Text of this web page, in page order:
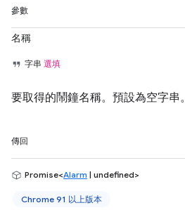
參數
名稱
字串 選填
要取得的鬧鐘名稱。預設為空字串。
傳回
Promise<Alarm | undefined>
Chrome 91 以上版本